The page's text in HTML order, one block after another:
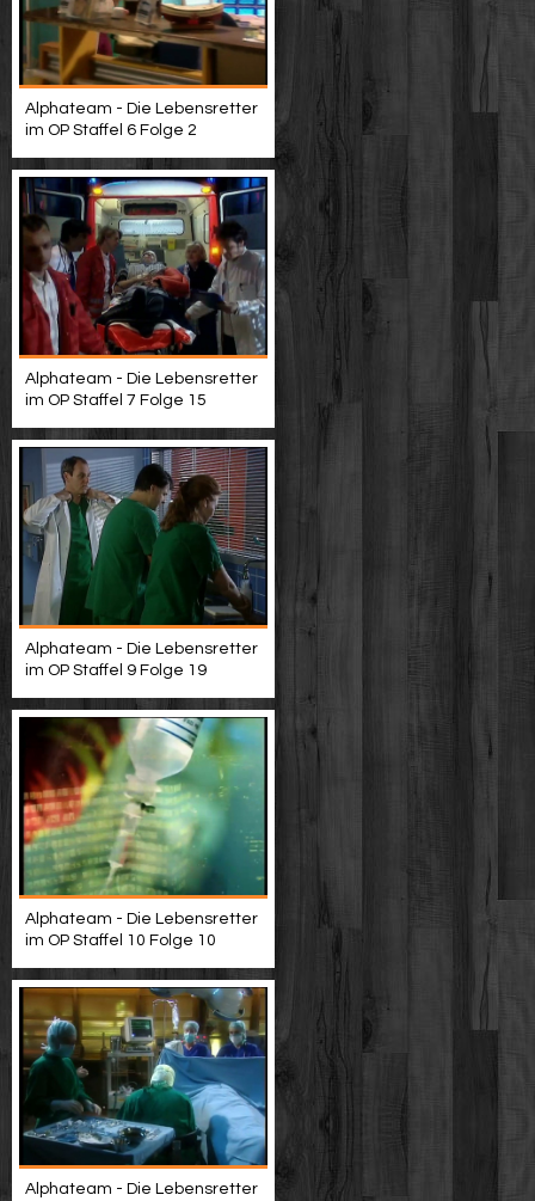
Alphateam - Die Lebensretter
im OP Staffel 6 Folge 2
Alphateam - Die Lebensretter
im OP Staffel 7 Folge 15
Alphateam - Die Lebensretter
im OP Staffel 9 Folge 19
Alphateam - Die Lebensretter
im OP Staffel 10 Folge 10
Alphateam - Die Lebensretter